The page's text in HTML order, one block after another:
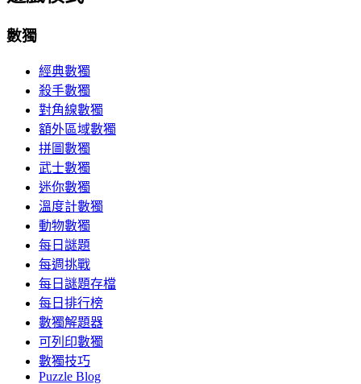
數獨
經典數獨
殺手數獨
對角線數獨
額外區域數獨
拼圖數獨
武士數獨
迷你數獨
溫度計數獨
動物數獨
每日謎題
每週挑戰
每日謎題存檔
每日排行榜
數獨解題器
可列印數獨
數獨技巧
Puzzle Blog